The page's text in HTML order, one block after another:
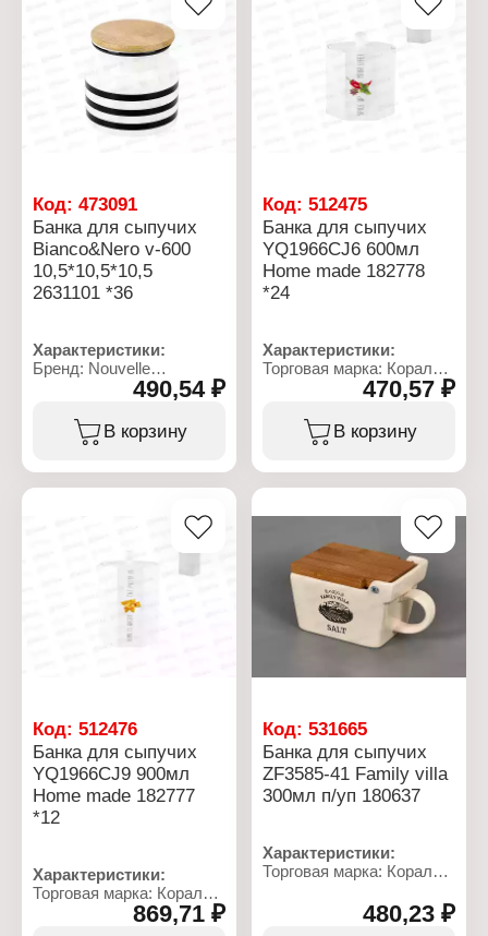
Материал: керамика
Объем: 480 мл
Ширина: 10 см
Высота: 11,5 см
Использование в ПММ:
Код: 473091
Банка для сыпучих
Bianco&Nero v-600
10,5*10,5*10,5
2631101 *36
Характеристики:
Бренд: Nouvelle
Артикул: 2631101
Серия: "Bianco & Nero"
Тип товара: Банка для
продуктов
Высота: 10,5 см
Использование в ПММ:
490,54 ₽
В корзину
Код:512475
Банка для сыпучих
YQ1966CJ6 600мл
Home made 182778
*24
Характеристики:
Торговая марка: Коралл
Артикул: YQ1966CJ6
Серия: "Home made"
Тип товара: Банка для
хранения продуктов
Размер изделия:
Материал: фарфор
Покрытие: глянцевая
глазурь
Цвет: белый, с рисунком
Комплектация: с
да
470,57 ₽
В корзину
Код: 512476
Банка для сыпучих
YQ1966CJ9 900мл
Home made 182777
*12
Характеристики:
Торговая марка: Коралл
Артикул: YQ1966CJ9
Серия: "Home made"
869,71 ₽
Код:531665
Банка для сыпучих
ZF3585-41 Family villa
300мл п/уп 180637
Характеристики:
Торговая марка: Коралл
Серия: "Family villa"
Тип товара: Банка для
480,23 ₽